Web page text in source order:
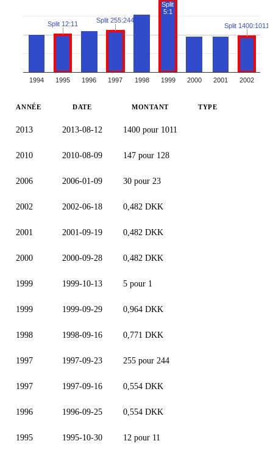
1994 1995 1996 1997 1998 1999 2000 2001 2002
Split 12:11 Split 255:244
Split
5:1
Split 1400:1011
ANNÉE DATE MONTANT TYPE
2013 2013-08-12 1400 pour 1011
2010 2010-08-09 147 pour 128
2006 2006-01-09 30 pour 23
2002 2002-06-18 0,482 DKK
2001 2001-09-19 0,482 DKK
2000 2000-09-28 0,482 DKK
1999 1999-10-13 5 pour 1
1999 1999-09-29 0,964 DKK
1998 1998-09-16 0,771 DKK
1997 1997-09-23 255 pour 244
1997 1997-09-16 0,554 DKK
1996 1996-09-25 0,554 DKK
1995 1995-10-30 12 pour 11